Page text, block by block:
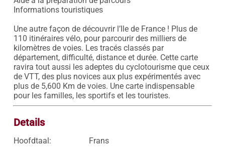
Informations touristiques
Une autre façon de découvrir l’Ile de France ! Plus de
110 itinéraires vélo, pour parcourir des milliers de
kilomètres de voies. Les tracés classés par
département, difficulté, distance et durée. Cette carte
ravira tout aussi les adeptes du cyclotourisme que ceux
de VTT, des plus novices aux plus expérimentés avec
plus de 5,600 Km de voies. Une carte indispensable
pour les familles, les sportifs et les touristes.
Details
Hoofdtaal: Frans